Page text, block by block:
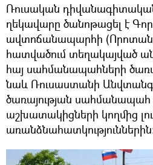
Ռուսական
ղեկավարը ծանոթացել է
ավտոճանապարհի (Որոտան,
հատվածում տեղակայված
հայ սահմանապահների
նաև Ռուսաստանի
ծառայության սահմանապահ
աշխատակիցների կողմից